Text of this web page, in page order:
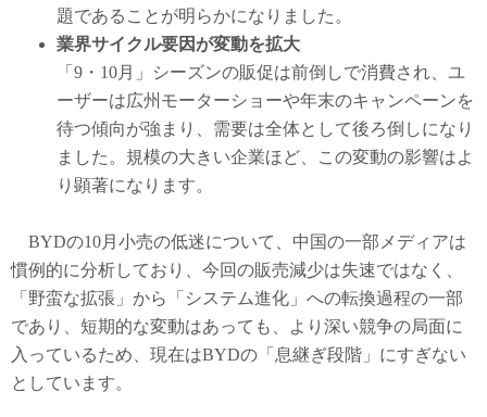
題であることが明らかになりました。
業界サイクル要因が変動を拡大
「9・10月」シーズンの販促は前倒しで消費され、ユ
ーザーは広州モーターショーや年末のキャンペーンを
待つ傾向が強まり、需要は全体として後ろ倒しになり
ました。規模の大きい企業ほど、この変動の影響はよ
り顕著になります。
BYDの10月小売の低迷について、中国の一部メディアは
慣例的に分析しており、今回の販売減少は失速ではなく、
「野蛮な拡張」から「システム進化」への転換過程の一部
であり、短期的な変動はあっても、より深い競争の局面に
入っているため、現在はBYDの「息継ぎ段階」にすぎない
としています。